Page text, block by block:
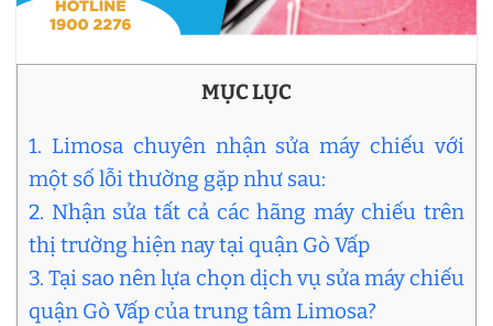
MỤC LỤC
1. Limosa chuyên nhận sửa máy chiếu với
một số lỗi thường gặp như sau:
2. Nhận sửa tất cả các hãng máy chiếu trên
thị trường hiện nay tại quận Gò Vấp
3. Tại sao nên lựa chọn dịch vụ sửa máy chiếu
quận Gò Vấp của trung tâm Limosa?